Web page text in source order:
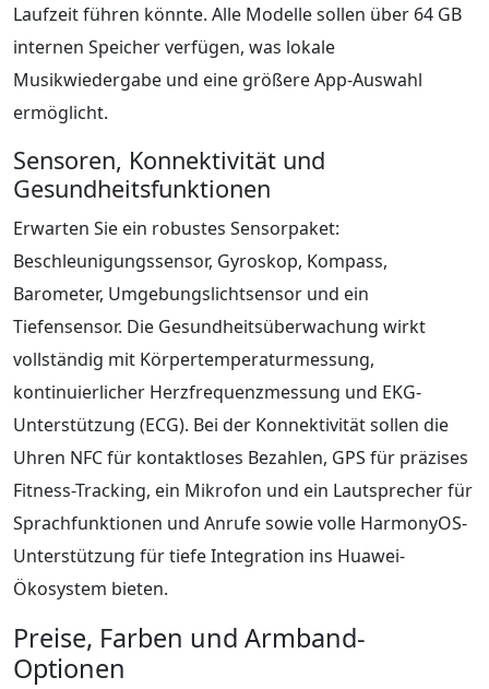
Laufzeit führen könnte. Alle Modelle sollen über 64 GB
internen Speicher verfügen, was lokale
Musikwiedergabe und eine größere App-Auswahl
ermöglicht.
Sensoren, Konnektivität und
Gesundheitsfunktionen
Erwarten Sie ein robustes Sensorpaket:
Beschleunigungssensor, Gyroskop, Kompass,
Barometer, Umgebungslichtsensor und ein
Tiefensensor. Die Gesundheitsüberwachung wirkt
vollständig mit Körpertemperaturmessung,
kontinuierlicher Herzfrequenzmessung und EKG-
Unterstützung (ECG). Bei der Konnektivität sollen die
Uhren NFC für kontaktloses Bezahlen, GPS für präzises
Fitness-Tracking, ein Mikrofon und ein Lautsprecher für
Sprachfunktionen und Anrufe sowie volle HarmonyOS-
Unterstützung für tiefe Integration ins Huawei-
Ökosystem bieten.
Preise, Farben und Armband-
Optionen